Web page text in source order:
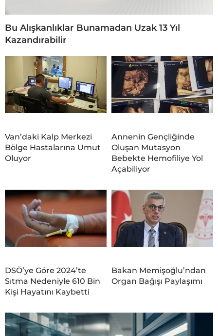
Bu Alışkanlıklar Bunamadan Uzak 13 Yıl
Kazandırabilir
Van’daki Kalp Merkezi
Bölge Hastalarına Umut
Oluyor
Annenin Gençliğinde
Oluşan Mutasyon
Bebekte Hemofiliye Yol
Açabiliyor
DSÖ’ye Göre 2024’te
Sıtma Nedeniyle 610 Bin
Kişi Hayatını Kaybetti
Bakan Memişoğlu’ndan
Organ Bağışı Paylaşımı